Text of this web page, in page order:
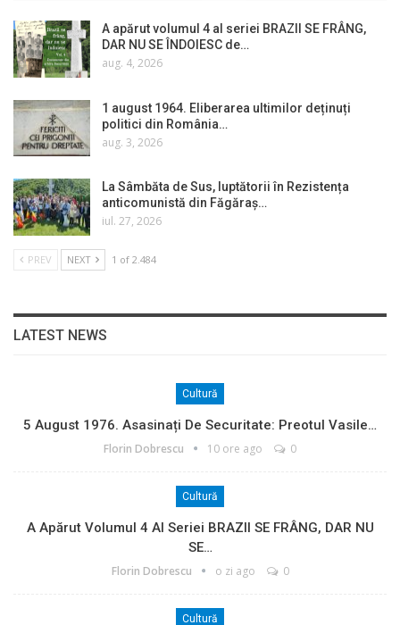
A apărut volumul 4 al seriei BRAZII SE FRÂNG,
DAR NU SE ÎNDOIESC de…
aug. 4, 2026
1 august 1964. Eliberarea ultimilor deținuți
politici din România…
aug. 3, 2026
La Sâmbăta de Sus, luptătorii în Rezistența
anticomunistă din Făgăraș…
iul. 27, 2026
PREV NEXT 1 of 2.484
LATEST NEWS
Cultură
5 August 1976. Asasinați De Securitate: Preotul Vasile…
Florin Dobrescu 10 ore ago 0
Cultură
A Apărut Volumul 4 Al Seriei BRAZII SE FRÂNG, DAR NU
SE…
Florin Dobrescu o zi ago 0
Cultură